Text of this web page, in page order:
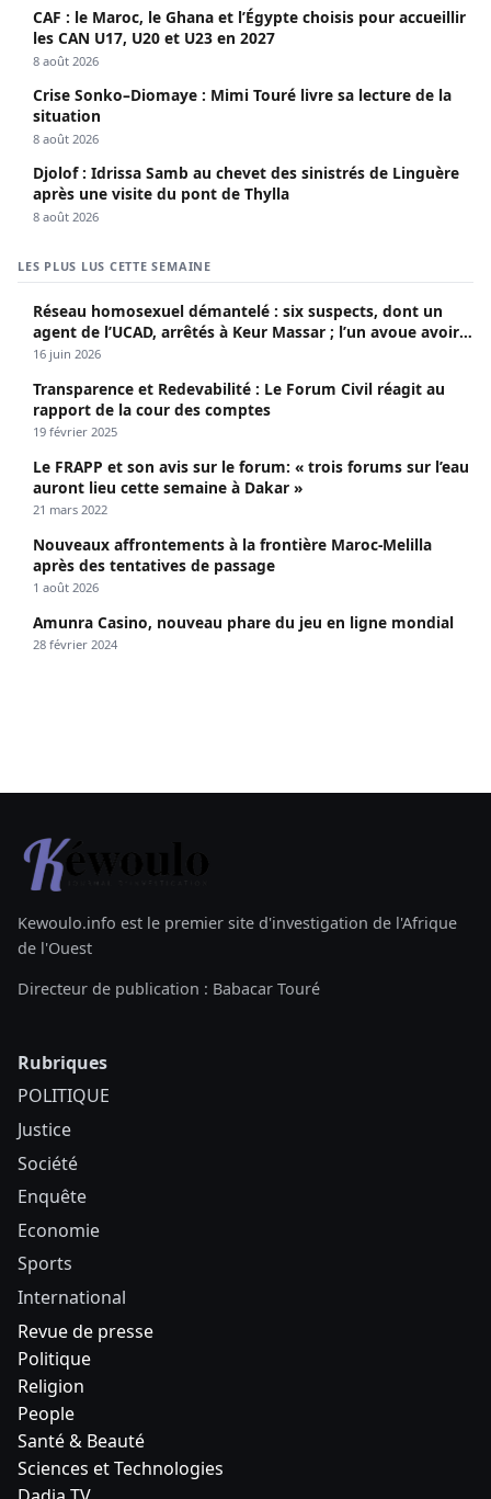
CAF : le Maroc, le Ghana et l’Égypte choisis pour accueillir
les CAN U17, U20 et U23 en 2027
8 août 2026
Crise Sonko–Diomaye : Mimi Touré livre sa lecture de la
situation
8 août 2026
Djolof : Idrissa Samb au chevet des sinistrés de Linguère
après une visite du pont de Thylla
8 août 2026
LES PLUS LUS CETTE SEMAINE
Réseau homosexuel démantelé : six suspects, dont un
agent de l’UCAD, arrêtés à Keur Massar ; l’un avoue avoir
propagé le VIH depuis 2018
16 juin 2026
Transparence et Redevabilité : Le Forum Civil réagit au
rapport de la cour des comptes
19 février 2025
Le FRAPP et son avis sur le forum: « trois forums sur l’eau
auront lieu cette semaine à Dakar »
21 mars 2022
Nouveaux affrontements à la frontière Maroc-Melilla
après des tentatives de passage
1 août 2026
Amunra Casino, nouveau phare du jeu en ligne mondial
28 février 2024
Kewoulo.info est le premier site d'investigation de l'Afrique
de l'Ouest
Directeur de publication : Babacar Touré
Rubriques
POLITIQUE
Justice
Société
Enquête
Economie
Sports
International
Revue de presse
Politique
Religion
People
Santé & Beauté
Sciences et Technologies